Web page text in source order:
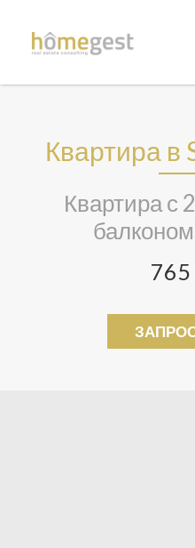
Квартира в
Квартира с